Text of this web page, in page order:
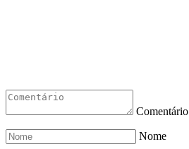
Comentário
Nome